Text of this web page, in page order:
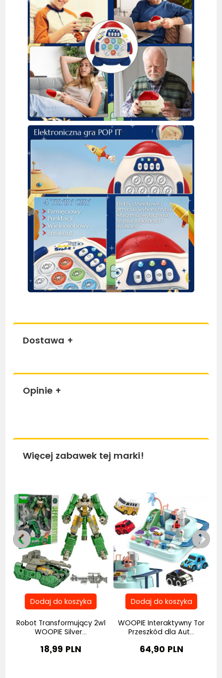
Dostawa +
Opinie +
Więcej zabawek tej marki!
Robot Transformujący 2w1
WOOPIE Silver...
18,99 PLN
WOOPIE Interaktywny Tor
Przeszkód dla Aut...
64,90 PLN